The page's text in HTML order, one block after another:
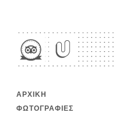
ΑΡΧΙΚΉ
ΦΩΤΟΓΡΑΦΊΕΣ